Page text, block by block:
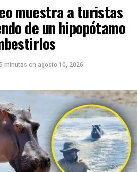
muestra a turistas
de un hipopótamo
minutos on agosto 10, 2026